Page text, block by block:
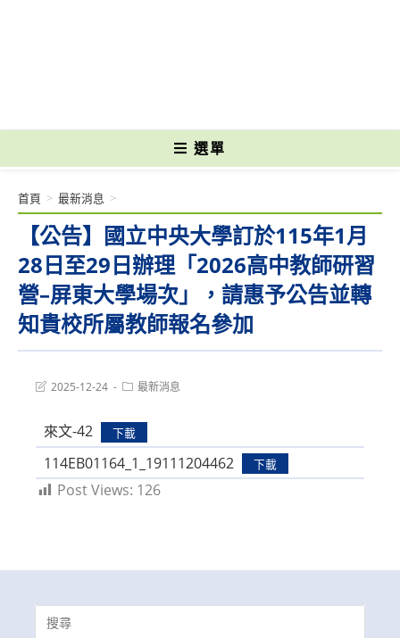
選單
【公告】國立中央大學訂於115年1月
28日至29日辦理「2026高中教師研習
營–屏東大學場次」，請惠予公告並轉
知貴校所屬教師報名參加
首頁 > 最新消息 >
Post2025-12-24
Post最新消息
來文-42 下載
114EB01164_1_19111204462 下載
Post Views: 126
Search
for: